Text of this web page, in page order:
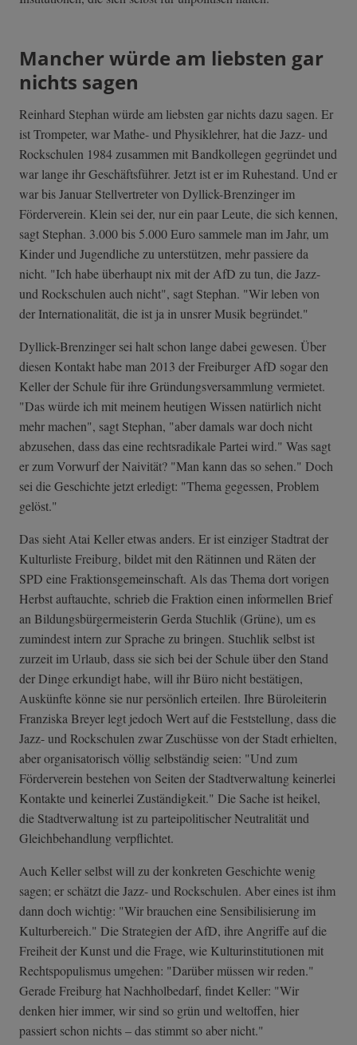
Mancher würde am liebsten gar
nichts sagen
Reinhard Stephan würde am liebsten gar nichts dazu sagen. Er
ist Trompeter, war Mathe- und Physiklehrer, hat die Jazz- und
Rockschulen 1984 zusammen mit Bandkollegen gegründet und
war lange ihr Geschäftsführer. Jetzt ist er im Ruhestand. Und er
war bis Januar Stellvertreter von Dyllick-Brenzinger im
Förderverein. Klein sei der, nur ein paar Leute, die sich kennen,
sagt Stephan. 3.000 bis 5.000 Euro sammele man im Jahr, um
Kinder und Jugendliche zu unterstützen, mehr passiere da
nicht. "Ich habe überhaupt nix mit der AfD zu tun, die Jazz-
und Rockschulen auch nicht", sagt Stephan. "Wir leben von
der Internationalität, die ist ja in unsrer Musik begründet."
Dyllick-Brenzinger sei halt schon lange dabei gewesen. Über
diesen Kontakt habe man 2013 der Freiburger AfD sogar den
Keller der Schule für ihre Gründungsversammlung vermietet.
"Das würde ich mit meinem heutigen Wissen natürlich nicht
mehr machen", sagt Stephan, "aber damals war doch nicht
abzusehen, dass das eine rechtsradikale Partei wird." Was sagt
er zum Vorwurf der Naivität? "Man kann das so sehen." Doch
sei die Geschichte jetzt erledigt: "Thema gegessen, Problem
gelöst."
Das sieht Atai Keller etwas anders. Er ist einziger Stadtrat der
Kulturliste Freiburg, bildet mit den Rätinnen und Räten der
SPD eine Fraktionsgemeinschaft. Als das Thema dort vorigen
Herbst auftauchte, schrieb die Fraktion einen informellen Brief
an Bildungsbürgermeisterin Gerda Stuchlik (Grüne), um es
zumindest intern zur Sprache zu bringen. Stuchlik selbst ist
zurzeit im Urlaub, dass sie sich bei der Schule über den Stand
der Dinge erkundigt habe, will ihr Büro nicht bestätigen,
Auskünfte könne sie nur persönlich erteilen. Ihre Büroleiterin
Franziska Breyer legt jedoch Wert auf die Feststellung, dass die
Jazz- und Rockschulen zwar Zuschüsse von der Stadt erhielten,
aber organisatorisch völlig selbständig seien: "Und zum
Förderverein bestehen von Seiten der Stadtverwaltung keinerlei
Kontakte und keinerlei Zuständigkeit." Die Sache ist heikel,
die Stadtverwaltung ist zu parteipolitischer Neutralität und
Gleichbehandlung verpflichtet.
Auch Keller selbst will zu der konkreten Geschichte wenig
sagen; er schätzt die Jazz- und Rockschulen. Aber eines ist ihm
dann doch wichtig: "Wir brauchen eine Sensibilisierung im
Kulturbereich." Die Strategien der AfD, ihre Angriffe auf die
Freiheit der Kunst und die Frage, wie Kulturinstitutionen mit
Rechtspopulismus umgehen: "Darüber müssen wir reden."
Gerade Freiburg hat Nachholbedarf, findet Keller: "Wir
denken hier immer, wir sind so grün und weltoffen, hier
passiert schon nichts – das stimmt so aber nicht."